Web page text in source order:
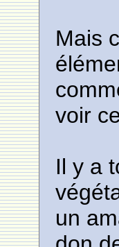
Mais
voir
Il y a
un